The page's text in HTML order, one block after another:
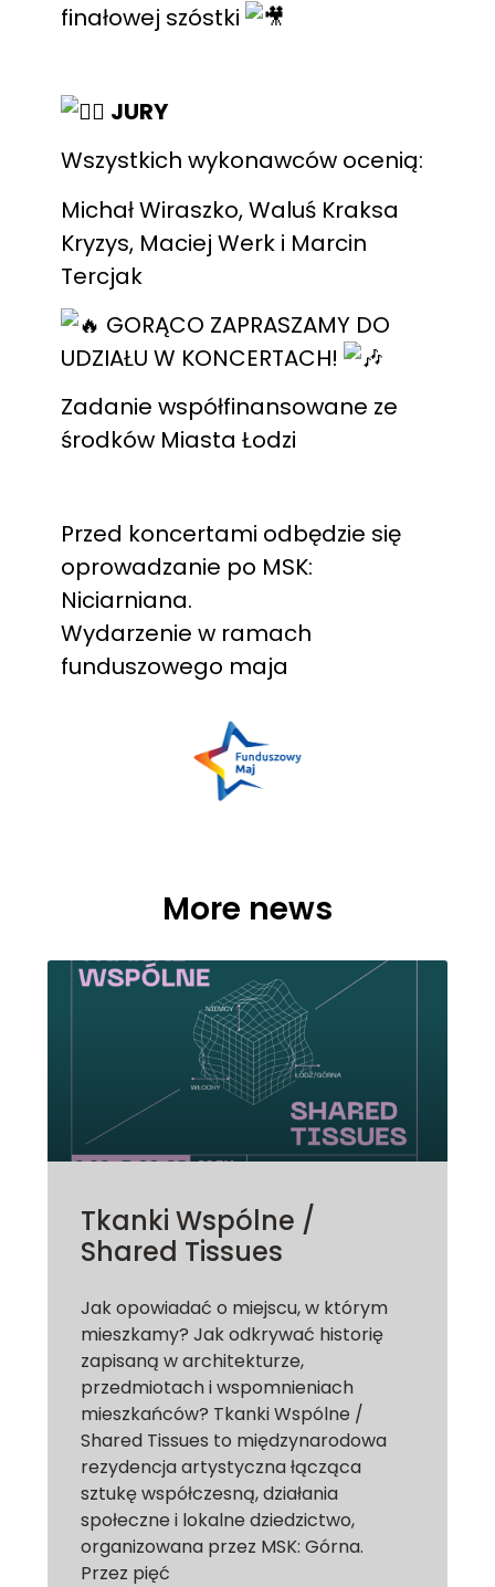
finałowej szóstki
JURY
Wszystkich wykonawców ocenią:
Michał Wiraszko, Waluś Kraksa
Kryzys, Maciej Werk i Marcin
Tercjak
GORĄCO ZAPRASZAMY DO
UDZIAŁU W KONCERTACH!
Zadanie współfinansowane ze
środków Miasta Łodzi
Przed koncertami odbędzie się
oprowadzanie po MSK:
Niciarniana.
Wydarzenie w ramach
funduszowego maja
More news
Tkanki Wspólne /
Shared Tissues
Jak opowiadać o miejscu, w którym
mieszkamy? Jak odkrywać historię
zapisaną w architekturze,
przedmiotach i wspomnieniach
mieszkańców? Tkanki Wspólne /
Shared Tissues to międzynarodowa
rezydencja artystyczna łącząca
sztukę współczesną, działania
społeczne i lokalne dziedzictwo,
organizowana przez MSK: Górna.
Przez pięć